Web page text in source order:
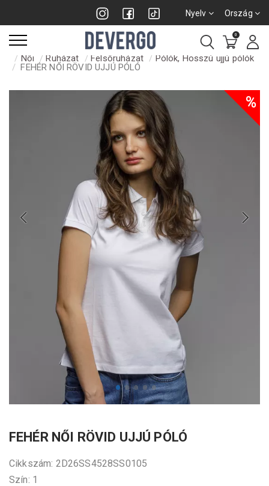
Nyelv Ország
0
Női Ruházat Felsőruházat
Pólók, Hosszú ujjú pólók
FEHÉR NŐI RÖVID UJJÚ PÓLÓ
%
FEHÉR NŐI RÖVID UJJÚ PÓLÓ
Cikkszám: 2D26SS4528SS0105
Szín: 1